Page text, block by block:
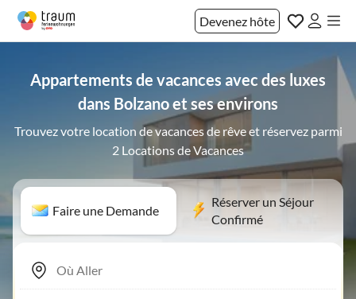
Devenez hôte
Appartements de vacances avec des luxes
dans Bolzano et ses environs
Trouvez votre location de vacances de rêve et réservez parmi
2 Locations de Vacances
Faire une Demande
Réserver un Séjour
Confirmé